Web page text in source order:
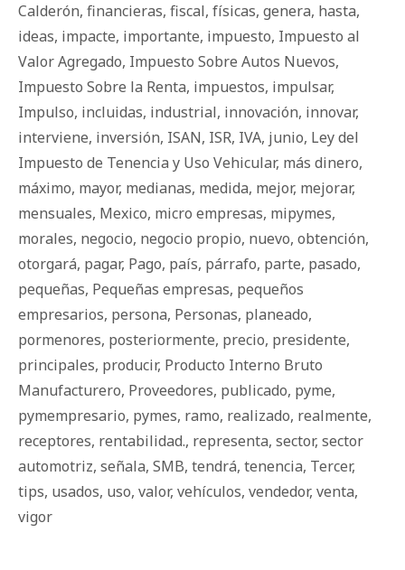
Calderón, financieras, fiscal, físicas, genera, hasta,
ideas, impacte, importante, impuesto, Impuesto al
Valor Agregado, Impuesto Sobre Autos Nuevos,
Impuesto Sobre la Renta, impuestos, impulsar,
Impulso, incluidas, industrial, innovación, innovar,
interviene, inversión, ISAN, ISR, IVA, junio, Ley del
Impuesto de Tenencia y Uso Vehicular, más dinero,
máximo, mayor, medianas, medida, mejor, mejorar,
mensuales, Mexico, micro empresas, mipymes,
morales, negocio, negocio propio, nuevo, obtención,
otorgará, pagar, Pago, país, párrafo, parte, pasado,
pequeñas, Pequeñas empresas, pequeños
empresarios, persona, Personas, planeado,
pormenores, posteriormente, precio, presidente,
principales, producir, Producto Interno Bruto
Manufacturero, Proveedores, publicado, pyme,
pymempresario, pymes, ramo, realizado, realmente,
receptores, rentabilidad., representa, sector, sector
automotriz, señala, SMB, tendrá, tenencia, Tercer,
tips, usados, uso, valor, vehículos, vendedor, venta,
vigor